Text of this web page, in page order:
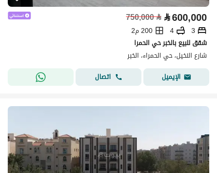
⃁600,000
⃁
750,000
3
4
200 م2
شقق للبيع بالخبر حي الحمرا
شارع النخيل، حي الحمراء، الخبر
الإيميل
اتصال